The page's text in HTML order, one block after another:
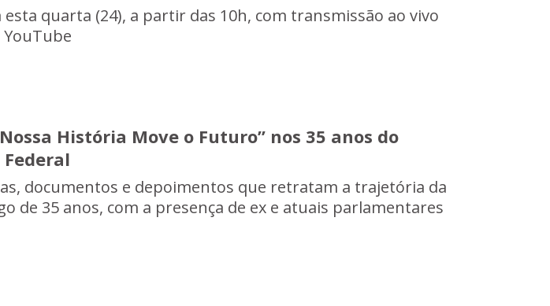
esta quarta (24), a partir das 10h, com transmissão ao vivo
História Move o Futuro” nos 35 anos do
documentos e depoimentos que retratam a trajetória da
de 35 anos, com a presença de ex e atuais parlamentares